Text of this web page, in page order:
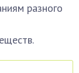
разного